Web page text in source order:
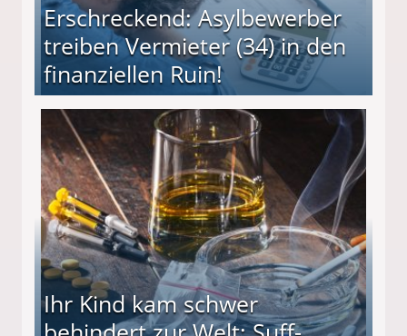
Erschreckend: Asylbewerber
treiben Vermieter (34) in den
finanziellen Ruin!
(34) in den finanziellen Ruin!
Ihr Kind kam schwer